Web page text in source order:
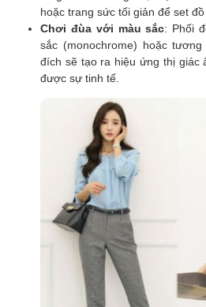
hoặc trang sức tối giản để set
Chơi đùa với màu sắc: Phối
sắc (monochrome) hoặc
đích sẽ tạo ra hiệu ứng thị giác
được sự tinh tế.